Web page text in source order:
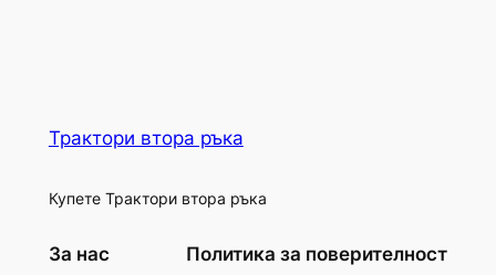
Трактори втора ръка
Купете Трактори втора ръка
За нас Политика за поверителност